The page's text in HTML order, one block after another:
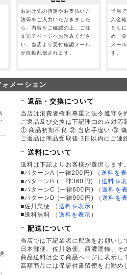
お届け先の指定やお支払い方
法等をご入力いただきました
ら、内容をご確認の上、ご注
文完了ページへお進みくださ
い。当店より受付確認メール
が自動配信されます。
当店
入金
とも
め、
メー
す。
ォメーション
返品・交換について
当店は消費者権利尊重と法令遵守を
ご返品及び交換は下記理由のみ対応
① 商品初期不良 ② 当店手違い ③ 偽
ご返品は商品受取後 3日以内にご連
送料について
送料は下記よりお客様が選択します。
■パターンA (一律200円)
（送料を
■パターンB (一律360円)
（送料を
■パターンC (一律600円)
（送料を
■パターンD (一律900円)
（送料を
■佐川急便
（ 送料を表示 ）
■送料無料
（ 送料を表示 ）
配送について
当店では下記業者に配送をお願いし
日本郵便、佐川急便、西濃運輸、
商品送料は全て商品ページに表示し
高額商品には保証付書留便をお勧め